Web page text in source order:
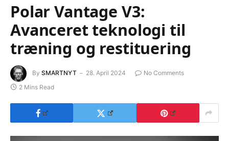
Polar Vantage V3:
Avanceret teknologi til
træning og restituering
By SMARTNYT 28. April 2024
No Comments
2 Mins Read